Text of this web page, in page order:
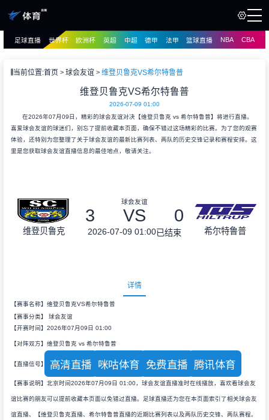
播
足球直播 世界杯 欧洲杯 英超 中超 德甲 法甲 篮球直播 NBA CBA
当前位置:首页 球会友谊 维登贝鲁克VS希尔特鲁普
维登贝鲁克VS希尔特鲁普
2026-07-09 01:00
在2026年07月09日，精彩的球会友谊对决【维登贝鲁克 vs 希尔特鲁普】将进行直播。
喜爱球会友谊的球迷们，别忘了提前收藏本页面，确保不错过这场精彩的比赛。为了您的观赛
体验，还特别为您整理了关于球会友谊的最新比赛列表、两队的历史交锋记录和赛程安排。这
里是您获取球会友谊直播信息的最佳地点，敬请关注。
维登贝鲁克
球会友谊
3 VS 0
2026-07-09 01:00已结束 希尔特鲁普
详情
【赛事名称】维登贝鲁克VS希尔特鲁普
【赛事分类】 球会友谊
【开赛时间】2026年07月09日 01:00
【对阵双方】维登贝鲁克 vs 希尔特鲁普
【直播信号】 高清直播 咪咕体育 免费直播 腾讯体育
【赛事说明】北京时间2026年07月09日 01:00，球会友谊直播准时在线播放，喜欢看球会友
谊比赛的朋友可以提前收藏本页面以免错过直播。足球直播还为您在本页面索引了相关球会友
谊直播、【维登贝鲁克直播、希尔特鲁普直播的近期比赛列表以及两队历史交锋、两队赛程。